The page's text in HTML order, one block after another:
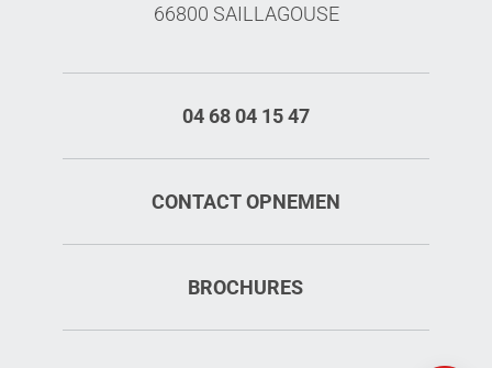
66800 SAILLAGOUSE
04 68 04 15 47
CONTACT OPNEMEN
BROCHURES